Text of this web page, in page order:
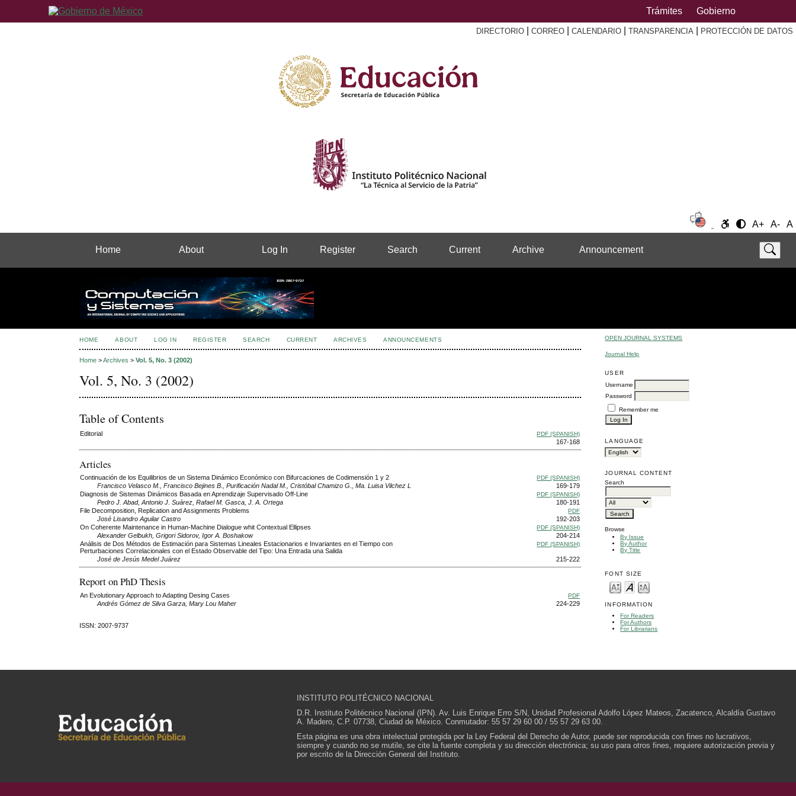
Trámites Gobierno
DIRECTORIO CORREO CALENDARIO TRANSPARENCIA PROTECCIÓN DE DATOS
A+ A- A
Home About Log In Register Search Current Archive Announcement
OPEN JOURNAL SYSTEMS
Journal Help
USER
Username
Password
Remember me
LANGUAGE
JOURNAL CONTENT
Search
Browse
By Issue
By Author
By Title
FONT SIZE
INFORMATION
For Readers
For Authors
For Librarians
HOME ABOUT LOG IN REGISTER SEARCH CURRENT ARCHIVES ANNOUNCEMENTS
Home >Archives >Vol. 5, No. 3 (2002)
Vol. 5, No. 3 (2002)
Table of Contents
Editorial PDF (SPANISH)
167-168
Articles
Continuación de los Equilibrios de un Sistema Dinámico Económico con Bifurcaciones de Codimensión 1 y 2 PDF (SPANISH)
Francisco Velasco M., Francisco Bejines B., Purificación Nadal M., Cristóbal Chamizo G., Ma. Luisa Vilchez L
169-179
Diagnosis de Sistemas Dinámicos Basada en Aprendizaje Supervisado Off-Line
PDF (SPANISH)
Pedro J. Abad, Antonio J. Suárez, Rafael M. Gasca, J. A. Ortega
180-191
File Decomposition, Replication and Assignments Problems
PDF
José Lisandro Aguilar Castro
192-203
On Coherente Maintenance in Human-Machine Dialogue whit Contextual Ellipses
PDF (SPANISH)
Alexander Gelbukh, Grigori Sidorov, Igor A. Boshakow
204-214
Análisis de Dos Métodos de Estimación para Sistemas Lineales Estacionarios e Invariantes en el Tiempo con
Perturbaciones Correlacionales con el Estado Observable del Tipo: Una Entrada una Salida
PDF (SPANISH)
José de Jesús Medel Juárez 215-222
Report on PhD Thesis
An Evolutionary Approach to Adapting Desing Cases PDF
Andrés Gómez de Silva Garza, Mary Lou Maher 224-229
ISSN: 2007-9737
INSTITUTO POLITÉCNICO NACIONAL
D.R. Instituto Politécnico Nacional (IPN). Av. Luis Enrique Erro S/N, Unidad Profesional Adolfo López Mateos, Zacatenco, Alcaldía Gustavo
A. Madero, C.P. 07738, Ciudad de México. Conmutador: 55 57 29 60 00 / 55 57 29 63 00.
Esta página es una obra intelectual protegida por la Ley Federal del Derecho de Autor, puede ser reproducida con fines no lucrativos,
siempre y cuando no se mutile, se cite la fuente completa y su dirección electrónica; su uso para otros fines, requiere autorización previa y
por escrito de la Dirección General del Instituto.